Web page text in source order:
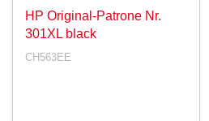
HP Original-Patrone Nr.
301XL black
CH563EE